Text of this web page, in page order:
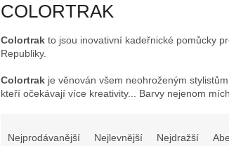
COLORTRAK
Colortrak to jsou inovativní kadeřnické pomůcky
Republiky.
Colortrak je věnován všem neohroženým
kteří očekávají více kreativity... Barvy nejenom
Nejprodávanější Nejlevnější Nejdražší